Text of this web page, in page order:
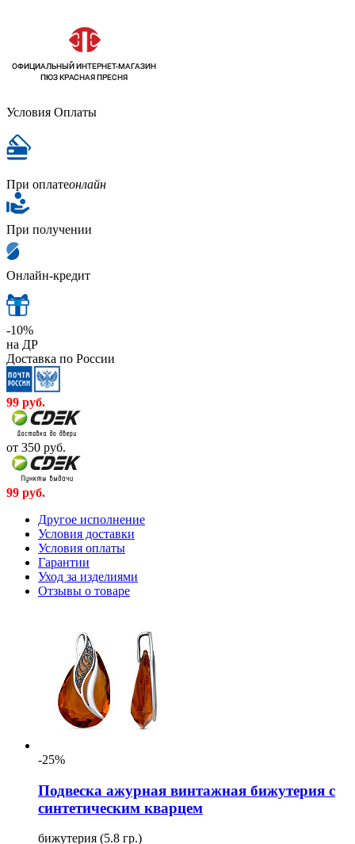
Условия Оплаты
При оплатеонлайн
При получении
Онлайн-кредит
-10%
на ДР
Доставка по России
99 руб.
от 350 руб.
99 руб.
Другое исполнение
Условия доставки
Условия оплаты
Гарантии
Уход за изделиями
Отзывы о товаре
-25%
Подвеска ажурная винтажная бижутерия с
синтетическим кварцем
бижутерия (5.8 гр.)